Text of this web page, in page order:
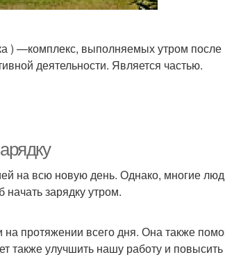
) —комплекс, выполняемых утром после
деятельности. Является частью.
на всю новую день. Однако, многие
начать зарядку утром.
протяжении всего дня. Она также
также улучшить нашу работу и